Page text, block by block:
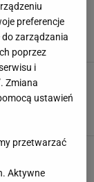
Berry. To tylko
figurę? Dla
jest poniższy
dbania o
zasad
preferencje
zarządzania
poprzez
i
Zmiana
ustawień
przetwarzać
Aktywne